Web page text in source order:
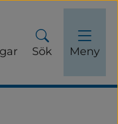
Sök Meny